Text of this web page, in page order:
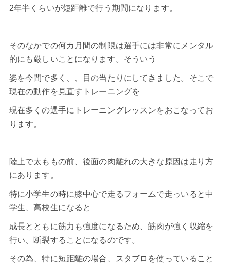
2年半くらいが短距離で行う期間になります。
そのなかでの何カ月間の制限は選手には非常にメンタル
的にも厳しいことになります。そういう
姿を今間で多く、、目の当たりにしてきました。そこで
現在の動作を見直すトレーニングを
現在多くの選手にトレーニングレッスンをおこなってお
ります。
陸上で太ももの前、後面の肉離れの大きな原因は走り方
にあります。
特に小学生の時に膝中心で走るフォームで走っいると中
学生、高校生になると
成長とともに筋力も強度になるため、筋肉が強く収縮を
行い、断裂することになるのです。
その為、特に短距離の場合、スタブロを使っていること